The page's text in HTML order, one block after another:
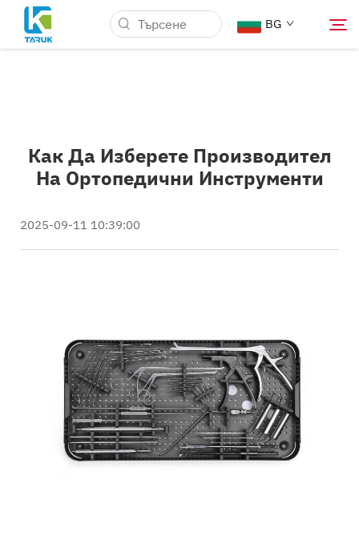
BG
Медицински пазари
Новини и Събития
Как Да Изберете Производител
На Ортопедични Инструменти
2025-09-11 10:39:00